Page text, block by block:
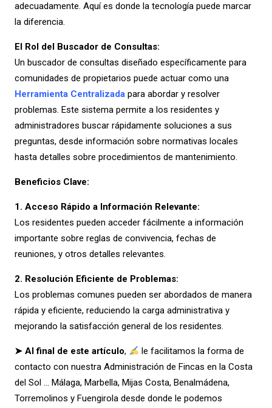
adecuadamente. Aquí es donde la tecnología puede marcar
la diferencia.
El Rol del Buscador de Consultas:
Un buscador de consultas diseñado específicamente para
comunidades de propietarios puede actuar como una
Herramienta Centralizada para abordar y resolver
problemas. Este sistema permite a los residentes y
administradores buscar rápidamente soluciones a sus
preguntas, desde información sobre normativas locales
hasta detalles sobre procedimientos de mantenimiento.
Beneficios Clave:
1. Acceso Rápido a Información Relevante:
Los residentes pueden acceder fácilmente a información
importante sobre reglas de convivencia, fechas de
reuniones, y otros detalles relevantes.
2. Resolución Eficiente de Problemas:
Los problemas comunes pueden ser abordados de manera
rápida y eficiente, reduciendo la carga administrativa y
mejorando la satisfacción general de los residentes.
➤ Al final de este artículo,
le facilitamos la forma de
contacto con nuestra Administración de Fincas en la Costa
del Sol … Málaga, Marbella, Mijas Costa, Benalmádena,
Torremolinos y Fuengirola desde donde le podemos